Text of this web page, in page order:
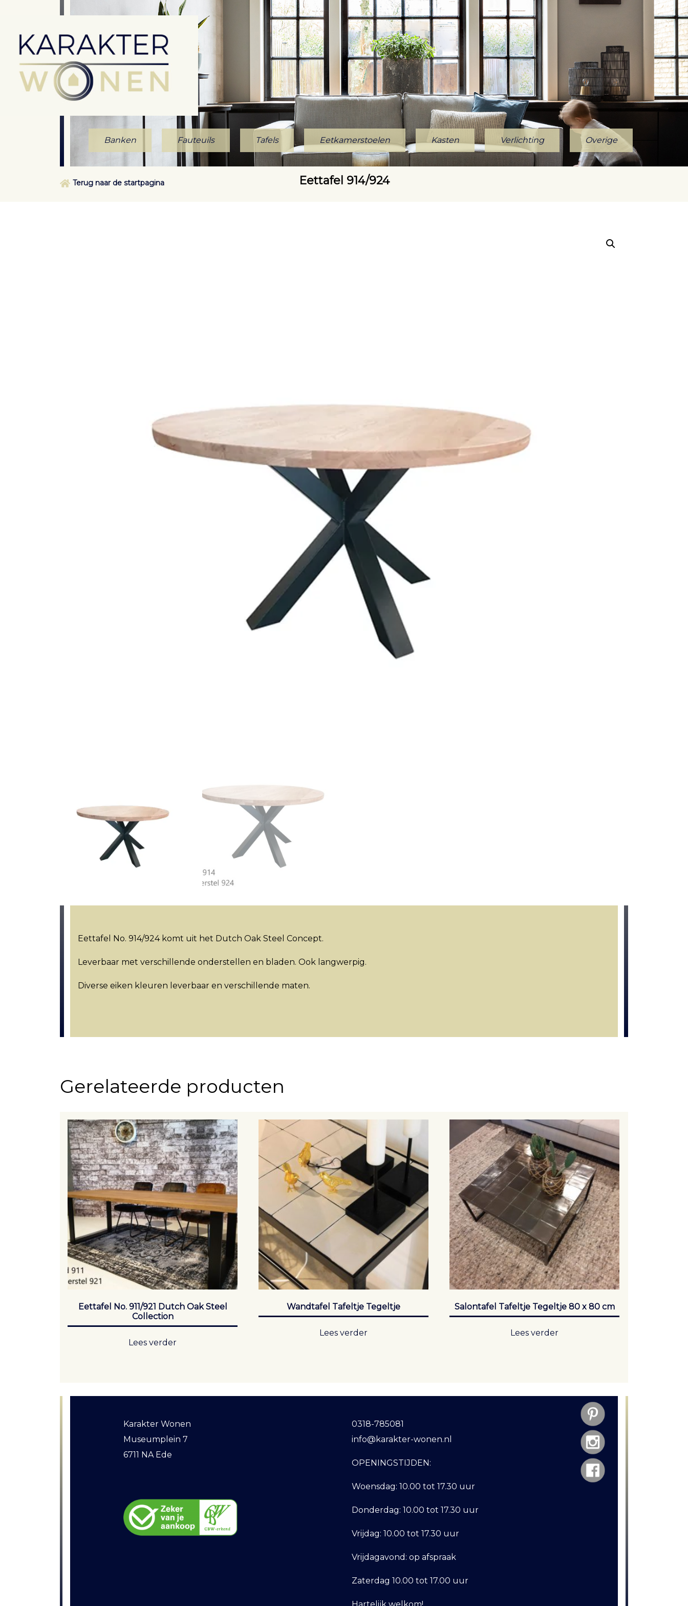
Banken Fauteuils Tafels Eetkamerstoelen Kasten Verlichting Overige
Terug naar de startpagina Eettafel 914/924
Eettafel No. 914/924 komt uit het Dutch Oak Steel Concept.
Leverbaar met verschillende onderstellen en bladen. Ook langwerpig.
Diverse eiken kleuren leverbaar en verschillende maten.
Gerelateerde producten
Eettafel No. 911/921 Dutch Oak Steel
Collection
Lees verder
Wandtafel Tafeltje Tegeltje
Lees verder
Salontafel Tafeltje Tegeltje 80 x 80 cm
Lees verder
Karakter Wonen
Museumplein 7
6711 NA Ede
0318-785081
info@karakter-wonen.nl
OPENINGSTIJDEN:
Woensdag: 10.00 tot 17.30 uur
Donderdag: 10.00 tot 17.30 uur
Vrijdag: 10.00 tot 17.30 uur
Vrijdagavond: op afspraak
Zaterdag 10.00 tot 17.00 uur